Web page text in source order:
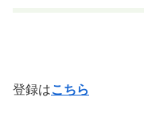
登録はこちら